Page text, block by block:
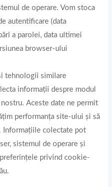
de operare. Vom stoca
autentificare (data
a parolei, data ultimei
browser-ului
tehnologii similare
informații despre modul
Aceste date ne permit
performanța site-ului și să
Informațiile colectate pot
sistemul de operare și
privind cookie-